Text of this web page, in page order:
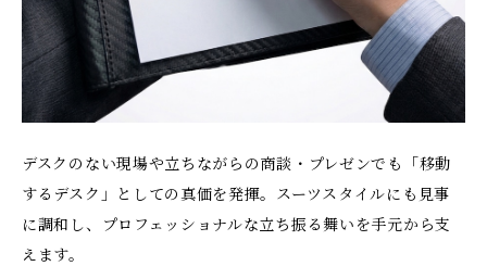
デスクのない現場や立ちながらの商談・プレゼンでも「移動
するデスク」としての真価を発揮。スーツスタイルにも見事
に調和し、プロフェッショナルな立ち振る舞いを手元から支
えます。